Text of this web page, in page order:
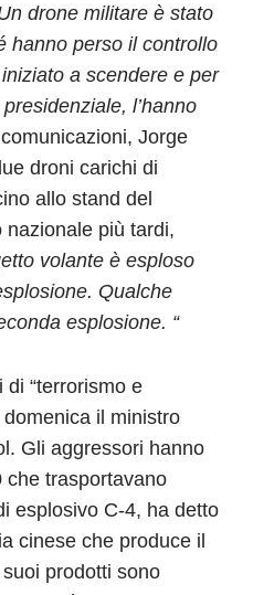
drone militare è stato
hanno perso il controllo
iniziato a scendere e per
l’hanno
Jorge
droni carichi di
allo stand del
nazionale più tardi,
volante è esploso
Qualche
esplosione. “
“terrorismo e
il ministro
Gli aggressori hanno
che trasportavano
esplosivo C-4, ha detto
cinese che produce il
prodotti sono